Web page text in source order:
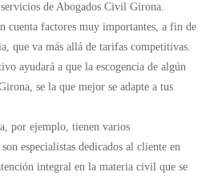
de Abogados Civil Girona.
cuenta factores muy importantes, a fin de
que va más allá de tarifas competitivas.
ayudará a que la escogencia de algún
se la que mejor se adapte a tus
por ejemplo, tienen varios
especialistas dedicados al cliente en
integral en la materia civil que se